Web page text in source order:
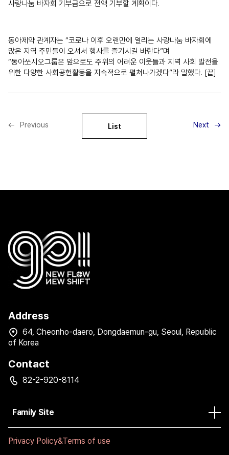
사랑나눔 바자회 기부금으로 전액 기부할 계획이다.
동아제약 관계자는 “코로나 이후 오랜만에 열리는 사랑나눔 바자회에
많은 지역 주민들이 오셔서 행사를 즐기시길 바란다”며
“동아쏘시오그룹은 앞으로도 주위의 어려운 이웃들과 지역 사회 발전을
위한 다양한 사회공헌활동을 지속적으로 펼쳐나가겠다”라 말했다. [끝]
List
Previous Next
Address
64, Cheonho-daero, Dongdaemun-gu, Seoul, Republic
of Korea
Contact
82-2-920-8114
Family Site
Privacy Policy&Terms of use